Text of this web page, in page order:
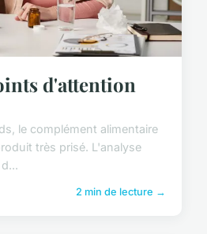
d'attention
le complément alimentaire
très prisé. L'analyse
2 min de lecture →